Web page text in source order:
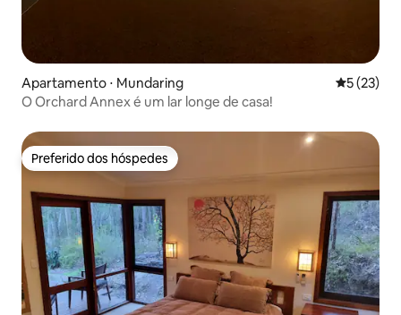
Apartamento ⋅ Mundaring 5 de uma
5 (23)
O Orchard Annex é um lar longe de casa!
Preferido dos hóspedes
Preferido dos hóspedes